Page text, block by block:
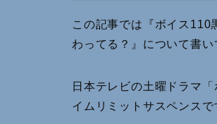
この記事では『ボイス110
わってる？』について書い
日本テレビの土曜ドラマ
イムリミットサスペンスで